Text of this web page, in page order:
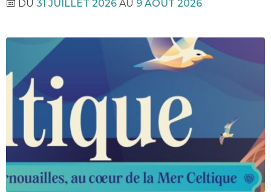
DU 31 JUILLET 2026 AU 9 AOÛT 2026